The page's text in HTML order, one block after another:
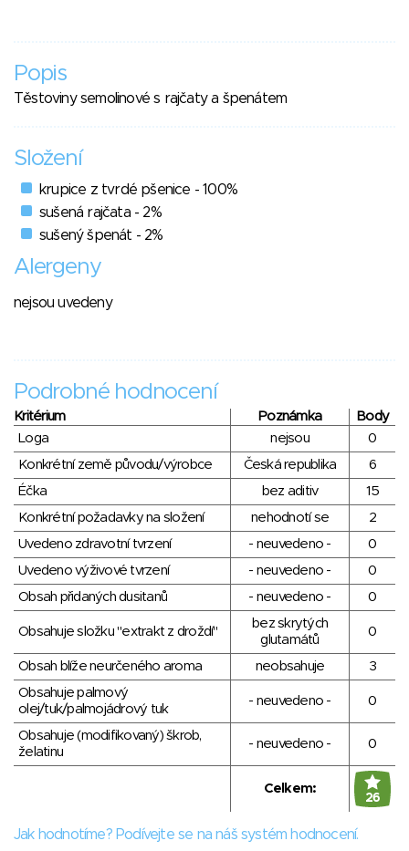
Popis
Těstoviny semolinové s rajčaty a špenátem
Složení
krupice z tvrdé pšenice - 100%
sušená rajčata - 2%
sušený špenát - 2%
Alergeny
nejsou uvedeny
Podrobné hodnocení
Kritérium Poznámka
Body
Loga
nejsou
0
Konkrétní země původu/výrobce
Česká republika
6
Éčka
bez aditiv
15
Konkrétní požadavky na složení
nehodnotí se
2
Uvedeno zdravotní tvrzení
- neuvedeno -
0
Uvedeno výživové tvrzení
- neuvedeno -
0
Obsah přidaných dusitanů
- neuvedeno - 0
Obsahuje složku "extrakt z droždí"
bez skrytých
glutamátů
0
Obsah blíže neurčeného aroma neobsahuje
3
Obsahuje palmový
olej/tuk/palmojádrový tuk
- neuvedeno - 0
Obsahuje (modifikovaný) škrob,
želatinu
- neuvedeno - 0
Celkem:
26
Jak hodnotíme? Podívejte se na náš systém hodnocení.